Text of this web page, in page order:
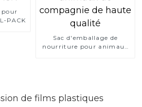
pour
PACK
Sac d'emballage de
nourriture pour animaux